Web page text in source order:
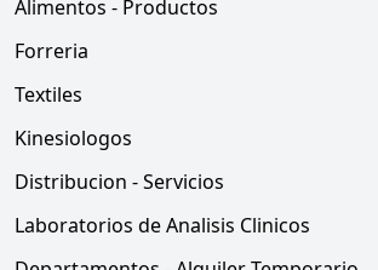
Alimentos - Productos
Forreria
Textiles
Kinesiologos
Distribucion - Servicios
Laboratorios de Analisis Clinicos